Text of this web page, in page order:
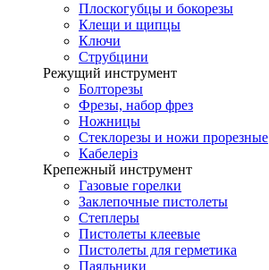
Плоскогубцы и бокорезы
Клещи и щипцы
Ключи
Струбцини
Режущий инструмент
Болторезы
Фрезы, набор фрез
Ножницы
Стеклорезы и ножи прорезные
Кабелеріз
Крепежный инструмент
Газовые горелки
Заклепочные пистолеты
Степлеры
Пистолеты клеевые
Пистолеты для герметика
Паяльники